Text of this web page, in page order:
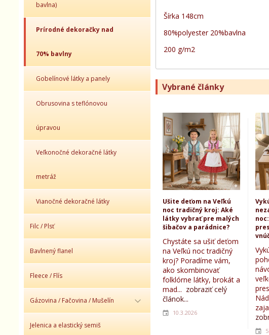
bavlna)
Prírodné dekoračky nad
70% bavlny
Gobelínové látky a panely
Obrusovina s teflónovou
úpravou
Veľkonočné dekoračné látky
metráž
Vianočné dekoračné látky
Filc / Plsť
Bavlnený flanel
Fleece / Flís
Gázovina / Fačovina / Mušelín
Jelenica a elastický semiš
Šírka 148cm
80%polyester 20%bavlna
200 g/m2
Vybrané články
Ušite deťom na Veľkú
noc tradičný kroj: Aké
látky vybrať pre malých
šibačov a parádnice?
Chystáte sa ušiť deťom
na Veľkú noc tradičný
kroj? Poradíme vám,
ako skombinovať
folklórne látky, brokát a
mad... zobraziť celý
článok...
10.3.2026